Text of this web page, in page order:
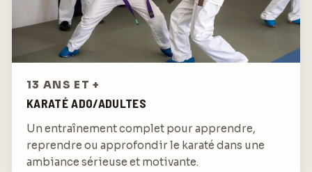
13 ANS ET +
KARATÉ ADO/ADULTES
Un entraînement complet pour apprendre,
reprendre ou approfondir le karaté dans une
ambiance sérieuse et motivante.